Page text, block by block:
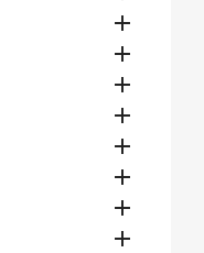







